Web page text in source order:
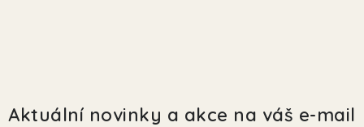
Aktuální novinky a akce na váš e-mail